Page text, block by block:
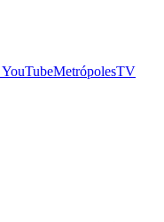
YouTubeMetrópolesTV